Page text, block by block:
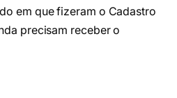
em que fizeram o Cadastro
precisam receber o